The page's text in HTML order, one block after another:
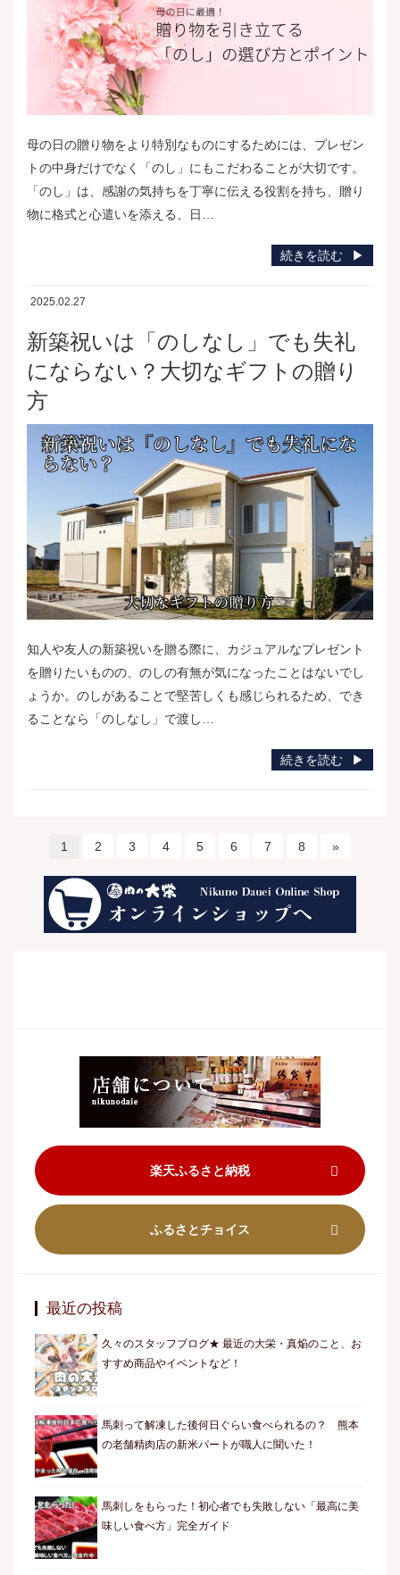
母の日の贈り物をより特別なものにするためには、プレゼン
トの中身だけでなく「のし」にもこだわることが大切です。
「のし」は、感謝の気持ちを丁寧に伝える役割を持ち、贈り
物に格式と心遣いを添える、日…
続きを読む
2025.02.27
新築祝いは「のしなし」でも失礼
にならない？大切なギフトの贈り
方
知人や友人の新築祝いを贈る際に、カジュアルなプレゼント
を贈りたいものの、のしの有無が気になったことはないでし
ょうか。のしがあることで堅苦しくも感じられるため、でき
ることなら「のしなし」で渡し…
続きを読む
1 2 3 4 5 6 7 8 »
楽天ふるさと納税
ふるさとチョイス
最近の投稿
久々のスタッフブログ★ 最近の大栄・真焔のこと、お
すすめ商品やイベントなど！
馬刺って解凍した後何日ぐらい食べられるの？ 熊本
の老舗精肉店の新米パートが職人に聞いた！
馬刺しをもらった！初心者でも失敗しない「最高に美
味しい食べ方」完全ガイド